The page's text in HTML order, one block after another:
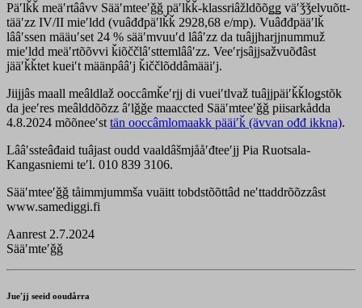
Päʹlǩǩ meäʹrtââvv Sääʹmteeʹǧǧ päʹlǩǩ-klassriâžldõõǥǥ väʹǯǯelvuõtt-
tääʹzz IV/II mieʹldd (vuâđđpäʹlǩǩ 2928,68 e/mp). Vuâđđpääʹlǩ
lââʹssen määuʹset 24 % sääʹmvuuʹd lââʹzz da tuâjjharjjnummuž
mieʹldd meäʹrtõõvvi ǩiõččlâʹsttemlââʹzz. Veeʹrjsâjjsažvuõđâst
jääʹǩǩtet kueiʹt määnpââʹj ǩiččlõddâmääiʹj.
Jiijjâs maall meâldlaž ooccâmǩeʹrjj di vueiʹtlvaž tuâjjpäiʹǩǩloǥstõk
da jeeʹres meâlddõõzz âʹlǧǧe maaccted Sääʹmteeʹǧǧ piisarkådda
4.8.2024 mõõneeʹst tän ooccâmlomaakk pääiʹǩ (ävvan ođđ ikkna).
Lââʹssteâđaid tuâjast oudd vaaldâšmjååʹđteeʹjj Pia Ruotsala-
Kangasniemi teʹl. 010 839 3106.
Sääʹmteeʹǧǧ tåimmjummša vuäitt tobdstõõttâd neʹttaddrõõzzâst
www.samediggi.fi
Aanrest 2.7.2024
Sääʹmteʹǧǧ
Jueʹjj seeid ooudårra